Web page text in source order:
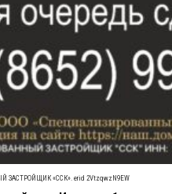
ЗАСТРОЙЩИК «ССК». erid 2VtzqwzN9EW